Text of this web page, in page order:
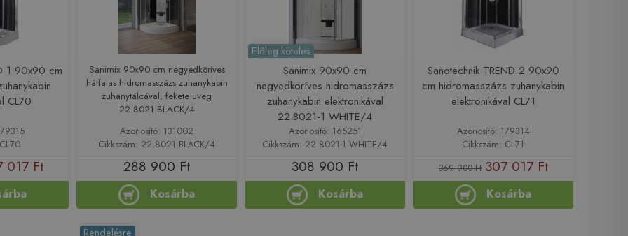
1 90x90 cm
CL70
017 Ft
Sanimix 90x90 cm negyedköríves
hátfalas hidromasszázs zuhanykabin
zuhanytálcával, fekete üveg
22.8021 BLACK/4
Azonosító: 131002
Cikkszám: 22.8021 BLACK/4
288 900 Ft
Kosárba
Előleg köteles
Sanimix 90x90 cm
negyedköríves hidromasszázs
zuhanykabin elektronikával
22.8021-1 WHITE/4
Azonosító: 165251
Cikkszám: 22.8021-1 WHITE/4
308 900 Ft
Kosárba
Sanotechnik TREND 2 90x90
cm hidromasszázs zuhanykabin
elektronikával CL71
Azonosító: 179314
Cikkszám: CL71
369 900 Ft 307 017 Ft
Kosárba
Rendelésre